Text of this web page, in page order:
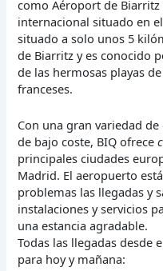
como Aéroport de Biarritz
internacional situado en
situado a solo unos 5
de Biarritz y es conocido
de las hermosas playas
franceses.
Con una gran variedad
de bajo coste, BIQ ofrece
principales ciudades
Madrid. El aeropuerto
problemas las llegadas y
instalaciones y servicios
una estancia agradable.
Todas las llegadas desde
para hoy y mañana: